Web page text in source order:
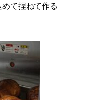
て捏ねて作る